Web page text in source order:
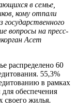
в семье,
кому отпали
государственного
вопросы на пресс-
Асет
распределено 60
55,3%
в рамках
обеспечения
жилья.